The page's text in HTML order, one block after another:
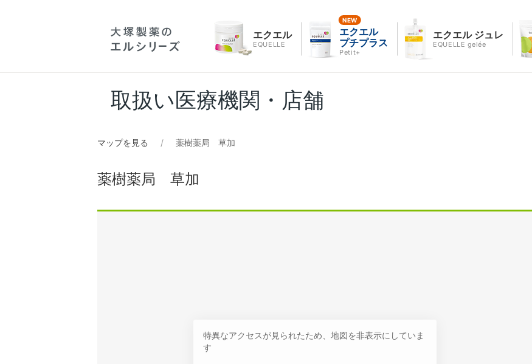
エクエル
EQUELLE
エクエル
プチプラス
Petit+
エクエル ジュレ
EQUELLE gelée
取扱い医療機関・店舗
マップを見る 薬樹薬局 草加
薬樹薬局 草加
特異なアクセスが見られたため、地図を非表示にしていま
す